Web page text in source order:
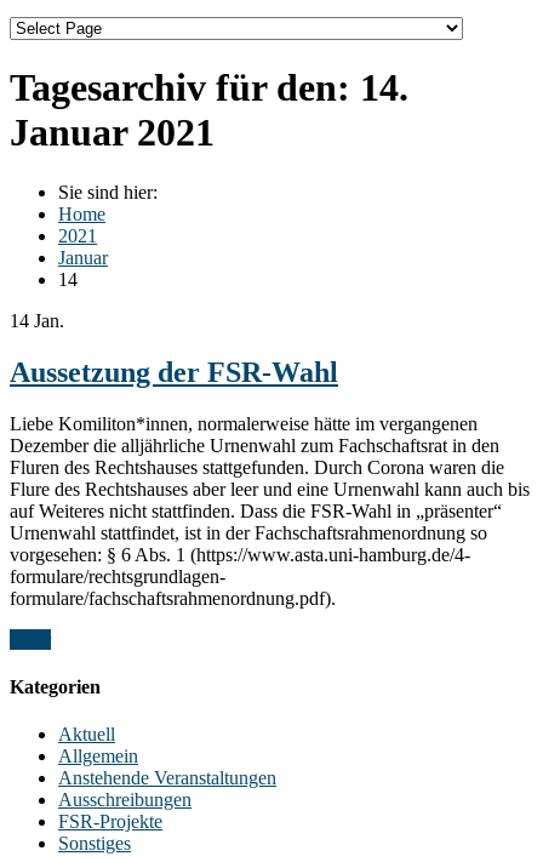
Tagesarchiv für den: 14.
Januar 2021
Sie sind hier:
Home
2021
Januar
14
14 Jan.
Aussetzung der FSR-Wahl
Liebe Komiliton*innen, normalerweise hätte im vergangenen
Dezember die alljährliche Urnenwahl zum Fachschaftsrat in den
Fluren des Rechtshauses stattgefunden. Durch Corona waren die
Flure des Rechtshauses aber leer und eine Urnenwahl kann auch bis
auf Weiteres nicht stattfinden. Dass die FSR-Wahl in „präsenter“
Urnenwahl stattfindet, ist in der Fachschaftsrahmenordnung so
vorgesehen: § 6 Abs. 1 (https://www.asta.uni-hamburg.de/4-
formulare/rechtsgrundlagen-
formulare/fachschaftsrahmenordnung.pdf).
Kategorien
Aktuell
Allgemein
Anstehende Veranstaltungen
Ausschreibungen
FSR-Projekte
Sonstiges